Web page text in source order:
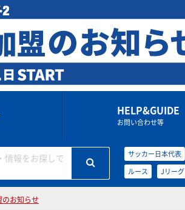
HELP&GUIDE
お問い合わせ等
情報をお探しで
サッカー日本代表
ルース Jリーグ
のお知らせ